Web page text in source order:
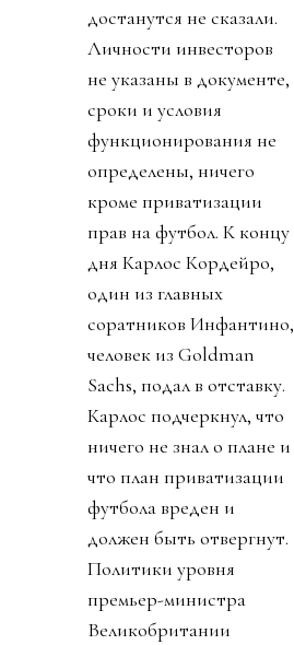
достанутся не сказали.
Личности инвесторов
не указаны в документе,
сроки и условия
функционирования не
определены, ничего
кроме приватизации
прав на футбол. К концу
дня Карлос Кордейро,
один из главных
соратников Инфантино,
человек из Goldman
Sachs, подал в отставку.
Карлос подчеркнул, что
ничего не знал о плане и
что план приватизации
футбола вреден и
должен быть отвергнут.
Политики уровня
премьер-министра
Великобритании